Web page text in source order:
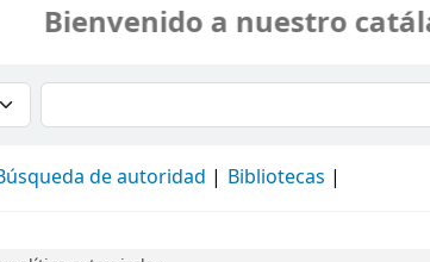
Bienvenido a nuestro
Buscar en el catálogo
de autoridad Bibliotecas